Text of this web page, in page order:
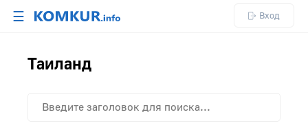
☰ Вход
Таиланд